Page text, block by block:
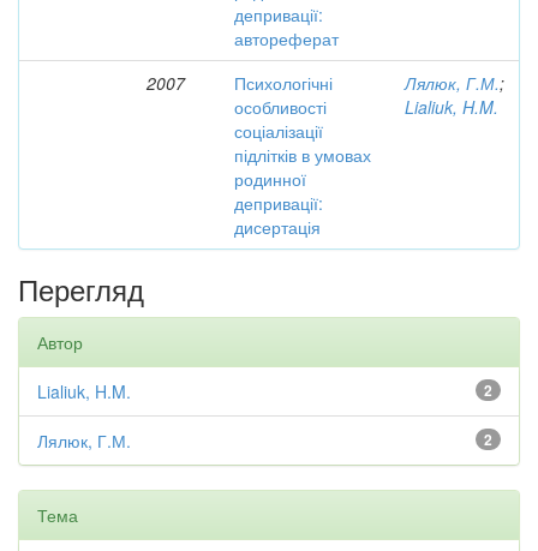
депривації:
автореферат
2007
Психологічні
особливості
соціалізації
підлітків в умовах
родинної
депривації:
дисертація
Лялюк, Г.М.;
Lialiuk, H.M.
Перегляд
Автор
2
Lialiuk, H.M.
2
Лялюк, Г.М.
Тема